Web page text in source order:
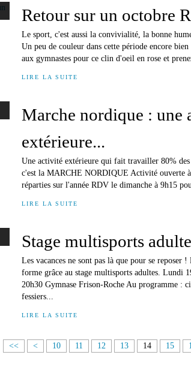
Retour sur un octobre
Le sport, c'est aussi la convivialité, la bonne
Un peu de couleur dans cette période encore
aux gymnastes pour ce clin d'oeil en rose et
LIRE LA SUITE
Marche nordique : une
extérieure...
Une activité extérieure qui fait travailler 80% des
c'est la MARCHE NORDIQUE Activité ouverte à
réparties sur l'année RDV le dimanche à 9h15
LIRE LA SUITE
Stage multisports
Les vacances ne sont pas là que pour se reposer
forme grâce au stage multisports adultes. Lundi
20h30 Gymnase Frison-Roche Au programme :
fessiers...
LIRE LA SUITE
<< < 10 11 12 13 14 15